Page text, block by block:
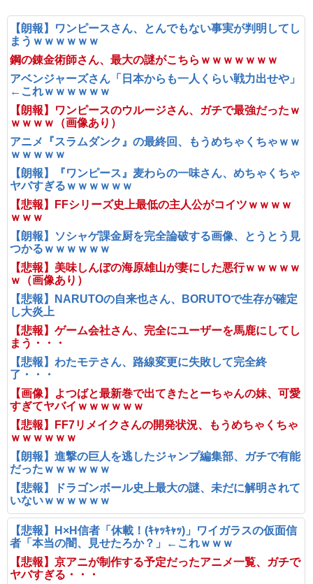
【朗報】ワンピースさん、とんでもない事実が判明してし
まうｗｗｗｗｗｗ
鋼の錬金術師さん、最大の謎がこちらｗｗｗｗｗｗｗ
アベンジャーズさん「日本からも一人くらい戦力出せや」
←これｗｗｗｗｗｗ
【朗報】ワンピースのウルージさん、ガチで最強だったｗ
ｗｗｗｗ（画像あり）
アニメ『スラムダンク』の最終回、もうめちゃくちゃｗｗ
ｗｗｗｗｗ
【朗報】『ワンピース』麦わらの一味さん、めちゃくちゃ
ヤバすぎるｗｗｗｗｗｗ
【悲報】FFシリーズ史上最低の主人公がコイツｗｗｗｗ
ｗｗｗ
【朗報】ソシャゲ課金厨を完全論破する画像、とうとう見
つかるｗｗｗｗｗｗ
【悲報】美味しんぼの海原雄山が妻にした悪行ｗｗｗｗｗ
ｗ（画像あり）
【悲報】NARUTOの自来也さん、BORUTOで生存が確定
し大炎上
【悲報】ゲーム会社さん、完全にユーザーを馬鹿にしてし
まう・・・
【悲報】わたモテさん、路線変更に失敗して完全終
了・・・
【画像】よつばと最新巻で出てきたとーちゃんの妹、可愛
すぎてヤバイｗｗｗｗｗｗ
【悲報】FF7リメイクさんの開発状況、もうめちゃくちゃ
ｗｗｗｗｗｗ
【朗報】進撃の巨人を逃したジャンプ編集部、ガチで有能
だったｗｗｗｗｗｗ
【悲報】ドラゴンボール史上最大の謎、未だに解明されて
いないｗｗｗｗｗｗ
【悲報】H×H信者「休載！(ｷｬｯｷｬｯ)」ワイガラスの仮面信
者「本当の闇、見せたろか？」←これｗｗｗ
【悲報】京アニが制作する予定だったアニメ一覧、ガチで
ヤバすぎる・・・